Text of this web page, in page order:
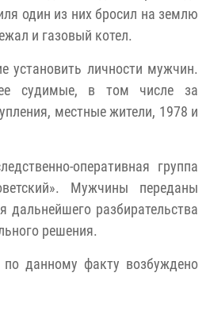
один из них бросил на землю
и газовый котел.
установить личности мужчин.
судимые, в том числе за
местные жители, 1978 и
оперативная группа
Мужчины переданы
разбирательства
решения.
данному факту возбуждено